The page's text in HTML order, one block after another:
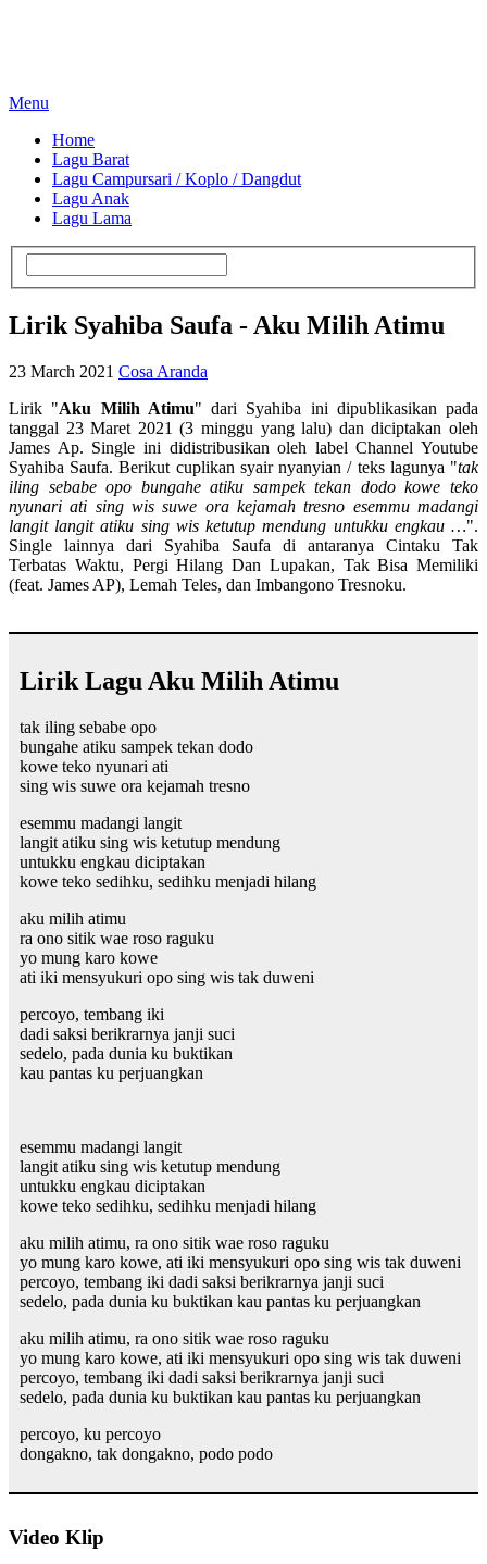
Menu
Home
Lagu Barat
Lagu Campursari / Koplo / Dangdut
Lagu Anak
Lagu Lama
Lirik Syahiba Saufa - Aku Milih Atimu
23 March 2021 Cosa Aranda
Lirik "Aku Milih Atimu" dari Syahiba ini dipublikasikan pada
tanggal 23 Maret 2021 (3 minggu yang lalu) dan diciptakan oleh
James Ap. Single ini didistribusikan oleh label Channel Youtube
Syahiba Saufa. Berikut cuplikan syair nyanyian / teks lagunya "tak
iling sebabe opo bungahe atiku sampek tekan dodo kowe teko
nyunari ati sing wis suwe ora kejamah tresno esemmu madangi
langit langit atiku sing wis ketutup mendung untukku engkau …".
Single lainnya dari Syahiba Saufa di antaranya Cintaku Tak
Terbatas Waktu, Pergi Hilang Dan Lupakan, Tak Bisa Memiliki
(feat. James AP), Lemah Teles, dan Imbangono Tresnoku.
Lirik Lagu Aku Milih Atimu
tak iling sebabe opo
bungahe atiku sampek tekan dodo
kowe teko nyunari ati
sing wis suwe ora kejamah tresno
esemmu madangi langit
langit atiku sing wis ketutup mendung
untukku engkau diciptakan
kowe teko sedihku, sedihku menjadi hilang
aku milih atimu
ra ono sitik wae roso raguku
yo mung karo kowe
ati iki mensyukuri opo sing wis tak duweni
percoyo, tembang iki
dadi saksi berikrarnya janji suci
sedelo, pada dunia ku buktikan
kau pantas ku perjuangkan
esemmu madangi langit
langit atiku sing wis ketutup mendung
untukku engkau diciptakan
kowe teko sedihku, sedihku menjadi hilang
aku milih atimu, ra ono sitik wae roso raguku
yo mung karo kowe, ati iki mensyukuri opo sing wis tak duweni
percoyo, tembang iki dadi saksi berikrarnya janji suci
sedelo, pada dunia ku buktikan kau pantas ku perjuangkan
aku milih atimu, ra ono sitik wae roso raguku
yo mung karo kowe, ati iki mensyukuri opo sing wis tak duweni
percoyo, tembang iki dadi saksi berikrarnya janji suci
sedelo, pada dunia ku buktikan kau pantas ku perjuangkan
percoyo, ku percoyo
dongakno, tak dongakno, podo podo
Video Klip